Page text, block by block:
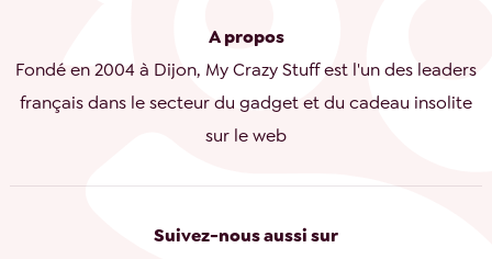
A propos
Fondé en 2004 à Dijon, My Crazy Stuff est l'un des leaders
français dans le secteur du gadget et du cadeau insolite
sur le web
Suivez-nous aussi sur